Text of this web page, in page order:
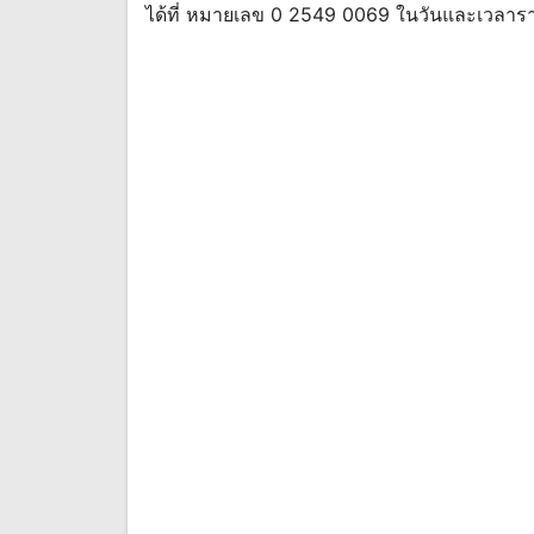
ได้ที่ หมายเลข 0 2549 0069 ในวันและเวลาร